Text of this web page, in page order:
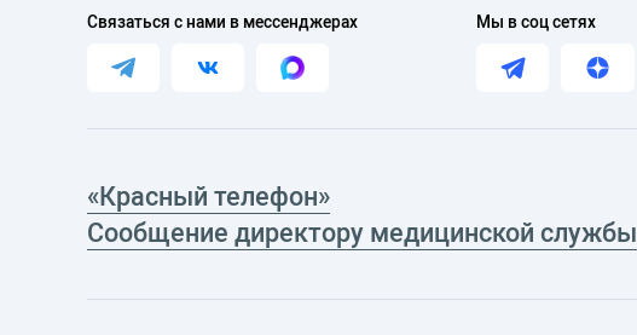
Связаться с нами в мессенджерах Мы в соц сетях
«Красный телефон»
Сообщение директору медицинской службы